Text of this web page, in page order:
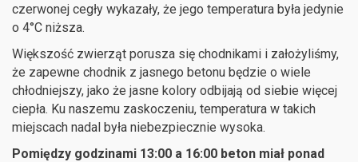
czerwonej cegły wykazały, że jego temperatura była jedynie
o 4°C niższa.
Większość zwierząt porusza się chodnikami i założyliśmy,
że zapewne chodnik z jasnego betonu będzie o wiele
chłodniejszy, jako że jasne kolory odbijają od siebie więcej
ciepła. Ku naszemu zaskoczeniu, temperatura w takich
miejscach nadal była niebezpiecznie wysoka.
Pomiędzy godzinami 13:00 a 16:00 beton miał ponad